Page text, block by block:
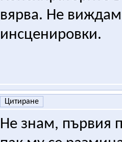
вярва. Не виждам
инсценировки.
Цитиране
Не знам, първия